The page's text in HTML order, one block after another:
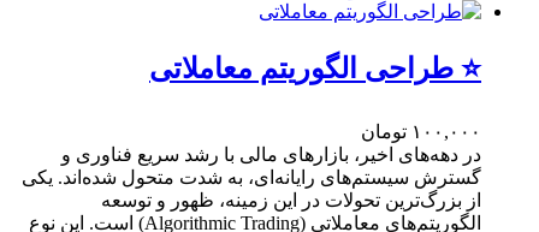
⭐ طراحی الگوریتم معاملاتی
۱۰۰,۰۰۰ تومان
در دهه‌های اخیر، بازارهای مالی با رشد سریع فناوری و
گسترش سیستم‌های رایانه‌ای، به شدت متحول شده‌اند. یکی
از بزرگ‌ترین تحولات در این زمینه، ظهور و توسعه
الگوریتم‌های معاملاتی (Algorithmic Trading) است. این نوع